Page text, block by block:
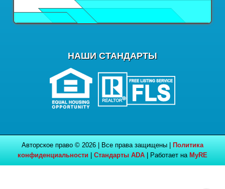
НАШИ СТАНДАРТЫ
Авторское право © 2026 | Все права защищены |
Политика
конфиденциальности
Стандарты ADA | Работает на MyRE